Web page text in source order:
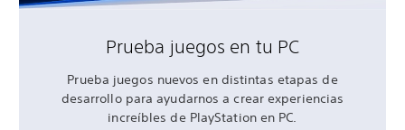
Prueba juegos en tu PC
Prueba juegos nuevos en distintas etapas de
desarrollo para ayudarnos a crear experiencias
increíbles de PlayStation en PC.